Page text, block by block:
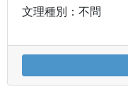
文理種別：不問